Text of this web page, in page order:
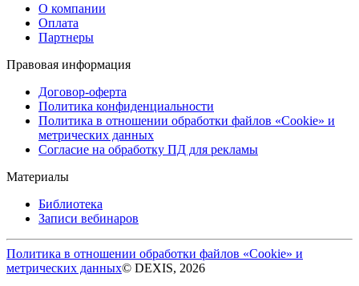
О компании
Оплата
Партнеры
Правовая информация
Договор-оферта
Политика конфиденциальности
Политика в отношении обработки файлов «Cookie» и
метрических данных
Согласие на обработку ПД для рекламы
Материалы
Библиотека
Записи вебинаров
Политика в отношении обработки файлов «Cookie» и
метрических данных© DEXIS, 2026